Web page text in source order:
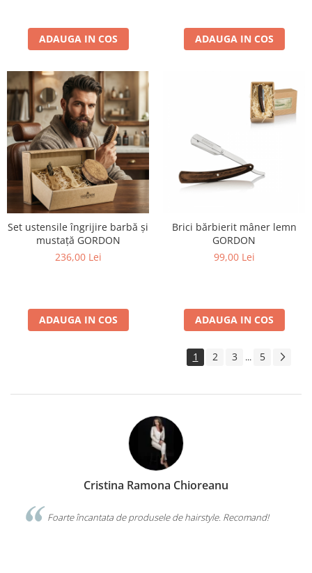
ADAUGA IN COS ADAUGA IN COS
Set ustensile îngrijire barbă și
mustață GORDON
236,00 Lei
ADAUGA IN COS
Brici bărbierit mâner lemn
GORDON
99,00 Lei
ADAUGA IN COS
1 2 3 ... 5
Nuti Chelaru
Îmi plac foarte mult genele false de la VISUEL. Sunt de